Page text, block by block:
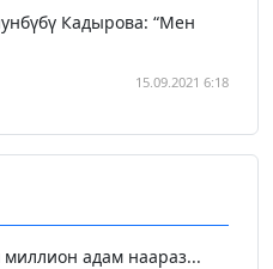
Кадырова: “Мен
15.09.2021 6:18
адам наараз...